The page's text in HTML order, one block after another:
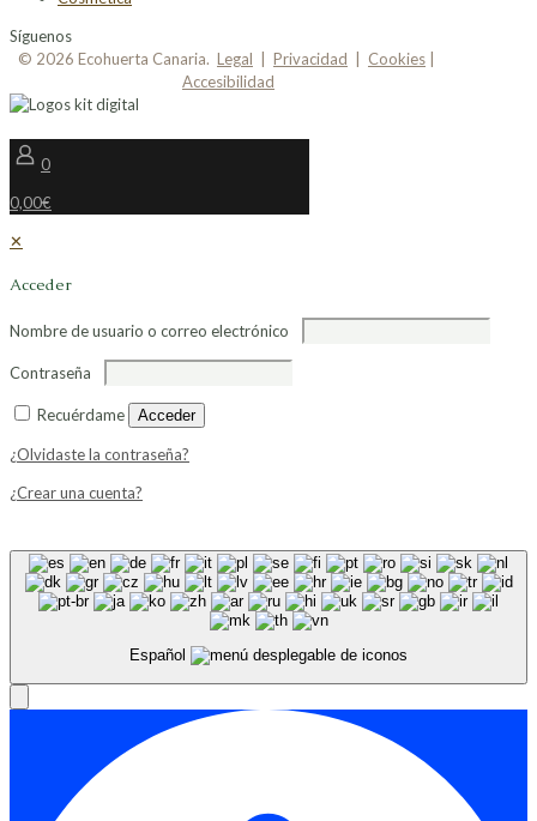
Síguenos
© 2026 Ecohuerta Canaria. Legal Privacidad Cookies
Accesibilidad
0
0,00€
✕
Acceder
Nombre de usuario o correo electrónico
Contraseña
Recuérdame Acceder
¿Olvidaste la contraseña?
¿Crear una cuenta?
Español